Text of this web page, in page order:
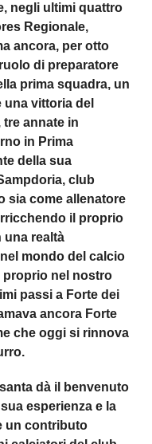
negli ultimi quattro
Regionale,
ancora, per otto
di preparatore
prima squadra, un
vittoria del
annate in
in Prima
della sua
club
sia come allenatore
il proprio
una realtà
mondo del calcio
proprio nel nostro
passi a Forte dei
ancora Forte
che oggi si rinnova
dà il benvenuto
esperienza e la
un contributo